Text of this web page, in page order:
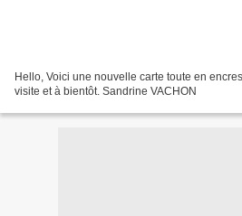
Hello, Voici une nouvelle carte toute en
visite et à bientôt. Sandrine VACHON